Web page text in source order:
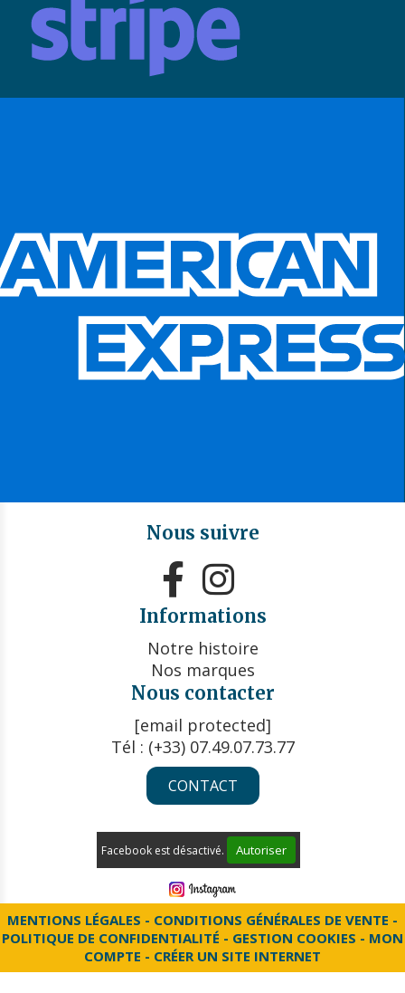
Nous suivre
 
Informations
Notre histoire
Nos marques
Nous contacter
[email protected]
Tél : (+33) 07.49.07.73.77
CONTACT
Facebook est désactivé. Autoriser
MENTIONS LÉGALES
CONDITIONS GÉNÉRALES DE VENTE
POLITIQUE DE CONFIDENTIALITÉ
GESTION COOKIES
MON
COMPTE
CRÉER UN SITE INTERNET